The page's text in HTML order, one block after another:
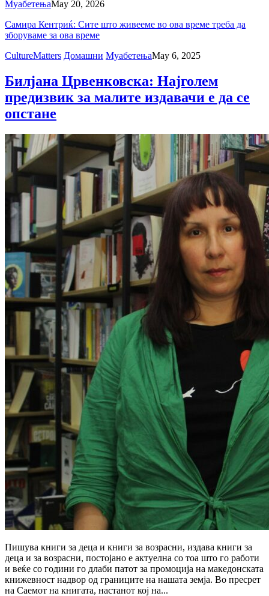
МуабетењаMay 20, 2026
Самира Кентриќ: Сите што живееме во ова време треба да
зборуваме за ова време
CultureMatters Домашни МуабетењаMay 6, 2025
Билјана Црвенковска: Најголем
предизвик за малите издавачи е да се
опстане
Пишува книги за деца и книги за возрасни, издава книги за
деца и за возрасни, постојано е актуелна со тоа што го работи
и веќе со години го длаби патот за промоција на македонската
книжевност надвор од границите на нашата земја. Во пресрет
на Саемот на книгата, настанот кој на...